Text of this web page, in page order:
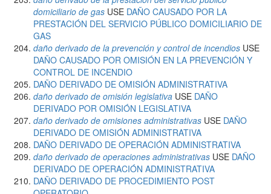
domiciliario de gas USE DAÑO CAUSADO POR LA
PRESTACIÓN DEL SERVICIO PÚBLICO DOMICILIARIO DE
GAS
daño derivado de la prevención y control de incendios USE
DAÑO CAUSADO POR OMISIÓN EN LA PREVENCIÓN Y
CONTROL DE INCENDIO
DAÑO DERIVADO DE OMISIÓN ADMINISTRATIVA
daño derivado de omisión legislativa USE DAÑO
DERIVADO POR OMISIÓN LEGISLATIVA
daño derivado de omisiones administrativas USE DAÑO
DERIVADO DE OMISIÓN ADMINISTRATIVA
DAÑO DERIVADO DE OPERACIÓN ADMINISTRATIVA
daño derivado de operaciones administrativas USE DAÑO
DERIVADO DE OPERACIÓN ADMINISTRATIVA
DAÑO DERIVADO DE PROCEDIMIENTO POST